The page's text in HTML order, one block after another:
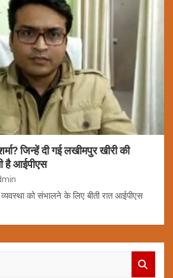
जिन्हें दी गई लखीमपुर खीरी की
है आईपीएस
को संभालने के लिए बीती रात आईपीएस